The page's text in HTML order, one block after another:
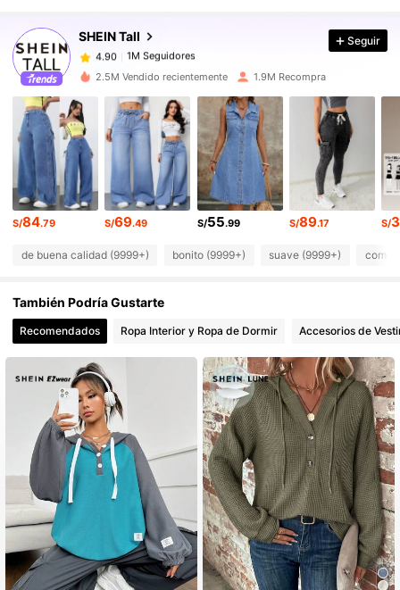
SHEIN Tall
4.90
1M Seguidores
n***8 seguidoHace 9 horas
4.90
4.90 1M Seguidores
4.90 1M Seguidores
1M Seguidores
4.90 1M Seguidores
4.90 1M Seguidores
Seguir
2.5M Vendido recientemente 1.9M Recompra
S/84.79 S/69.49 S/55.99 S/89.17 S/
de buena calidad (9999+) bonito (9999+) suave (9999+) como
También Podría Gustarte
Recomendados Ropa Interior y Ropa de Dormir Accesorios de